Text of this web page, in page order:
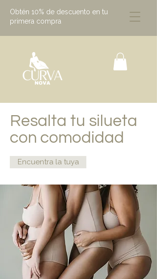
Obtén 10% de descuento en tu
primera compra
Resalta tu silueta
con comodidad
Encuentra la tuya